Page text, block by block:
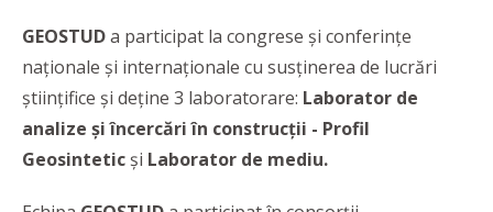
GEOSTUDa participat la congrese și conferințe
naționale și internaționale cu susținerea de lucrări
științifice și deține 3 laboratorare: Laborator de
analize și încercări în construcții - Profil
Geosintetic și Laborator de mediu.